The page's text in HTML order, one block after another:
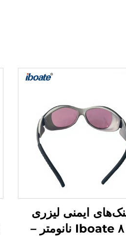
ایمنی لیزری
Iboate ۸۰۸ نانومتر –